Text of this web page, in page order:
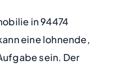
in 94474
eine lohnende,
sein. Der